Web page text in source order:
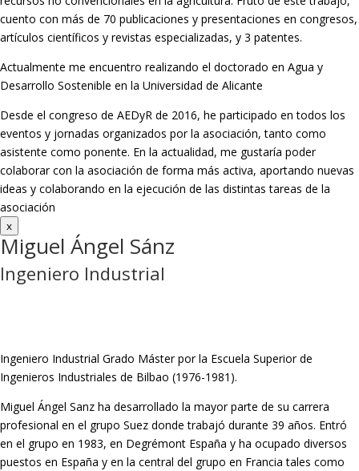
cuento con más de 70 publicaciones y presentaciones en congresos,
artículos científicos y revistas especializadas, y 3 patentes.
Actualmente me encuentro realizando el doctorado en Agua y
Desarrollo Sostenible en la Universidad de Alicante
Desde el congreso de AEDyR de 2016, he participado en todos los
eventos y jornadas organizados por la asociación, tanto como
asistente como ponente. En la actualidad, me gustaría poder
colaborar con la asociación de forma más activa, aportando nuevas
ideas y colaborando en la ejecución de las distintas tareas de la
asociación
x
Miguel Ángel Sánz
Ingeniero Industrial
Ingeniero Industrial Grado Máster por la Escuela Superior de
Ingenieros Industriales de Bilbao (1976-1981).
Miguel Ángel Sanz ha desarrollado la mayor parte de su carrera
profesional en el grupo Suez donde trabajó durante 39 años. Entró
en el grupo en 1983, en Degrémont España y ha ocupado diversos
puestos en España y en la central del grupo en Francia tales como